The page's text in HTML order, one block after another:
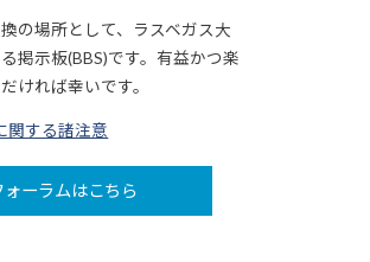
の場所として、ラスベガス大
掲示板(BBS)です。有益かつ楽
ければ幸いです。
関する諸注意
ォーラムはこちら